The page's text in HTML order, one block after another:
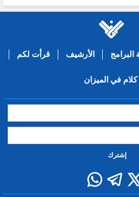
البرامج الأرشيف قرأت لكم
كلام في الميزان
إشترك